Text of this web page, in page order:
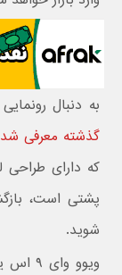
به دنبال
گذشته معرفی شد
که دارای طراحی
شوید.
ویوو